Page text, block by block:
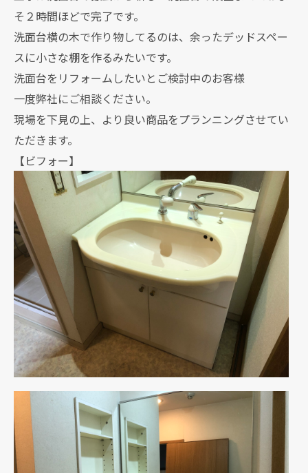
そ２時間ほどで完了です。
洗面台横の木で作り物してるのは、余ったデッドスペー
スに小さな棚を作るみたいです。
洗面台をリフォームしたいとご検討中のお客様
一度弊社にご相談ください。
現場を下見の上、より良い商品をプランニングさせてい
ただきます。
【ビフォー】